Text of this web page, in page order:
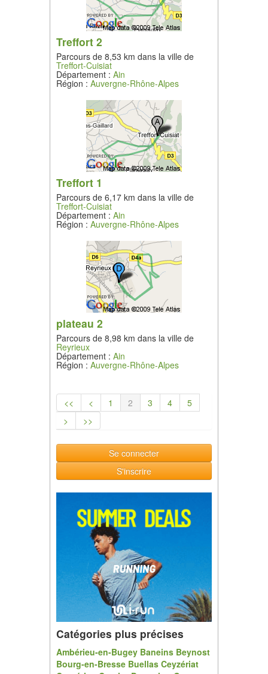
Treffort 2
Parcours de 8,53 km dans la ville de
Treffort-Cuisiat
Département :Ain
Région :Auvergne-Rhône-Alpes
Treffort 1
Parcours de 6,17 km dans la ville de
Treffort-Cuisiat
Département :Ain
Région :Auvergne-Rhône-Alpes
plateau 2
Parcours de 8,98 km dans la ville de
Reyrieux
Département :Ain
Région :Auvergne-Rhône-Alpes
<< < 1 2 3 4
5
>
>>
Se connecter
S'inscrire
Catégories plus précises
Ambérieu-en-Bugey Baneins Beynost
Bourg-en-Bresse Buellas Ceyzériat